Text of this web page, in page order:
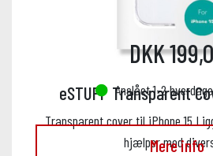
eSTUFF Transparent
Transparent cover til iPhone 15
hjælper mod
DKK
Anslået 1-2
Mere info